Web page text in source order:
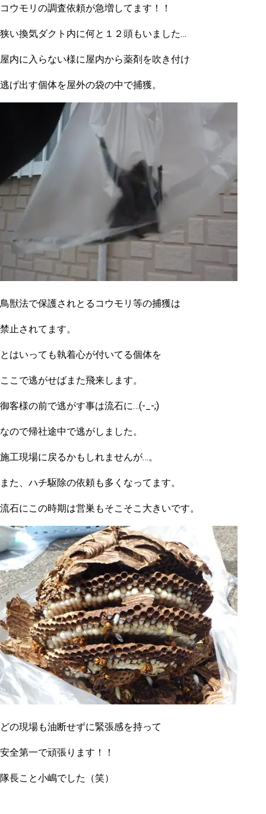
コウモリの調査依頼が急増してます！！
狭い換気ダクト内に何と１２頭もいました…
屋内に入らない様に屋内から薬剤を吹き付け
逃げ出す個体を屋外の袋の中で捕獲。
鳥獣法で保護されとるコウモリ等の捕獲は
禁止されてます。
とはいっても執着心が付いてる個体を
ここで逃がせばまた飛来します。
御客様の前で逃がす事は流石に…(-_-;)
なので帰社途中で逃がしました。
施工現場に戻るかもしれませんが…。
また、ハチ駆除の依頼も多くなってます。
流石にこの時期は営巣もそこそこ大きいです。
どの現場も油断せずに緊張感を持って
安全第一で頑張ります！！
隊長こと小嶋でした（笑）